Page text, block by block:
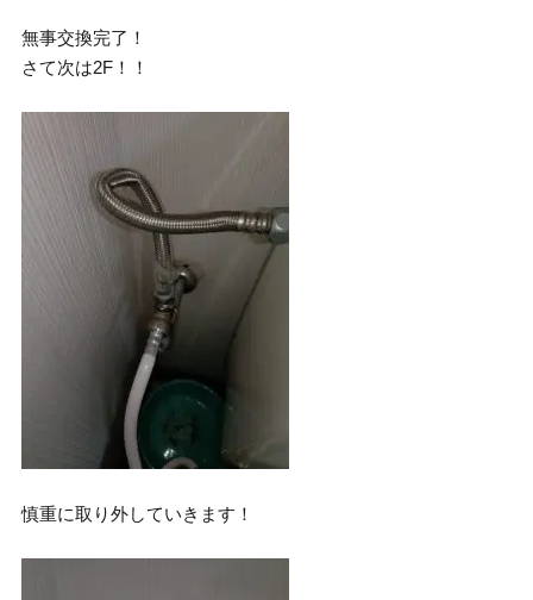
無事交換完了！
さて次は2F！！
慎重に取り外していきます！